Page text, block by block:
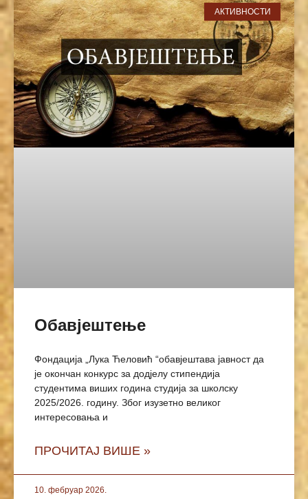
АКТИВНОСТИ
Обавјештење
Фондација „Лука Ћеловић “обавјештава јавност да
је окончан конкурс за додјелу стипендија
студентима виших година студија за школску
2025/2026. годину. Због изузетно великог
интересовања и
ПРОЧИТАЈ ВИШЕ »
10. фебруар 2026.